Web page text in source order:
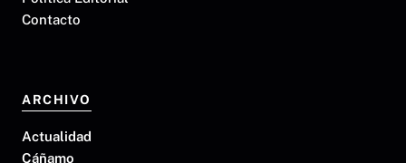
Contacto
ARCHIVO
Actualidad
Cáñamo